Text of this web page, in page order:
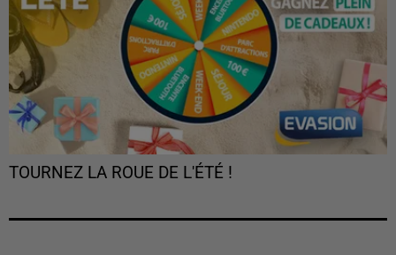
TOURNEZ LA ROUE DE L'ÉTÉ !